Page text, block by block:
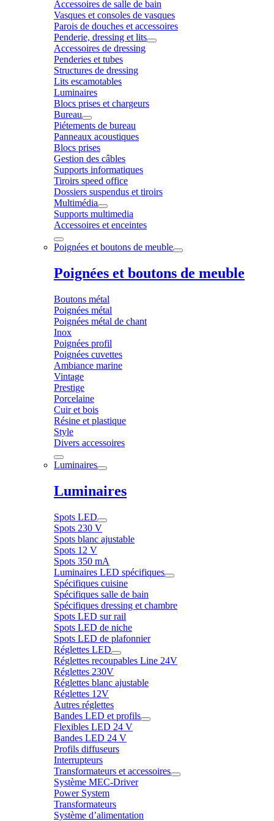
Accessoires de salle de bain
Vasques et consoles de vasques
Parois de douches et accessoires
Penderie, dressing et lits
Accessoires de dressing
Penderies et tubes
Structures de dressing
Lits escamotables
Luminaires
Blocs prises et chargeurs
Bureau
Piétements de bureau
Panneaux acoustiques
Blocs prises
Gestion des câbles
Supports informatiques
Tiroirs speed office
Dossiers suspendus et tiroirs
Multimédia
Supports multimedia
Accessoires et enceintes
Poignées et boutons de meuble
Poignées et boutons de meuble
Boutons métal
Poignées métal
Poignées métal de chant
Inox
Poignées profil
Poignées cuvettes
Ambiance marine
Vintage
Prestige
Porcelaine
Cuir et bois
Résine et plastique
Style
Divers accessoires
Luminaires
Luminaires
Spots LED
Spots 230 V
Spots blanc ajustable
Spots 12 V
Spots 350 mA
Luminaires LED spécifiques
Spécifiques cuisine
Spécifiques salle de bain
Spécifiques dressing et chambre
Spots LED sur rail
Spots LED de niche
Spots LED de plafonnier
Réglettes LED
Réglettes recoupables Line 24V
Réglettes 230V
Réglettes blanc ajustable
Réglettes 12V
Autres réglettes
Bandes LED et profils
Flexibles LED 24 V
Bandes LED 24 V
Profils diffuseurs
Interrupteurs
Transformateurs et accessoires
Système MEC-Driver
Power System
Transformateurs
Système d’alimentation